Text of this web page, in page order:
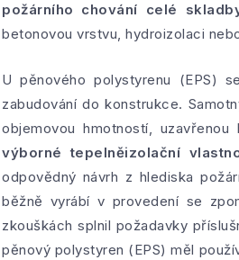
požárního chování celé
betonovou vrstvu, hydroizolaci
U pěnového polystyrenu (EPS)
zabudování do konstrukce.
objemovou hmotností,
výborné tepelněizolační
odpovědný návrh z hlediska
běžně vyrábí v provedení se
zkouškách splnil požadavky
pěnový polystyren (EPS) měl